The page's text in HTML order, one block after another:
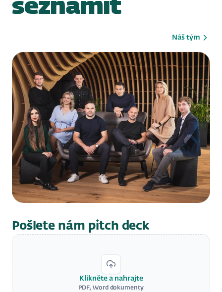
seznámit
Pošlete nám pitch deck
Klikněte a nahrajte
PDF, Word dokumenty
Náš tým